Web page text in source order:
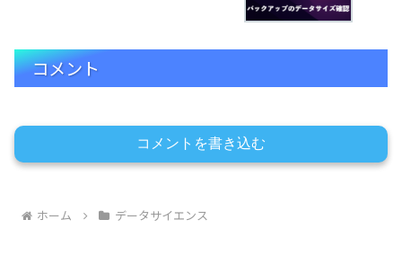
コメント
コメントを書き込む
ホーム データサイエンス